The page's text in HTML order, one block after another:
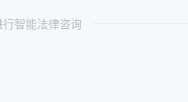
行智能法律咨询